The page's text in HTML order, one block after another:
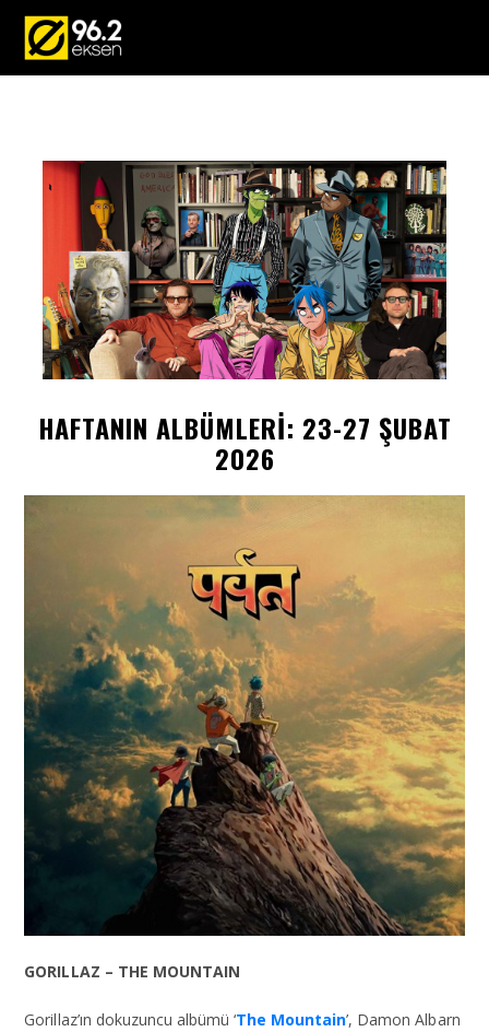
HAFTANIN ALBÜMLERİ: 23-27 ŞUBAT
2026
GORILLAZ – THE MOUNTAIN
Gorillaz’ın dokuzuncu albümü ‘The Mountain’, Damon Albarn